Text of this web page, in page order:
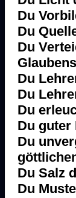
Du
Du
Du
Glaubens
Du
Du
Du
Du guter
Du
Du Salz
Du